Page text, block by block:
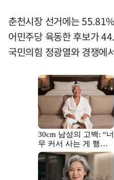
춘천시장 선거에는
어민주당 육동한 후보가
국민의힘 정광열와 경쟁에